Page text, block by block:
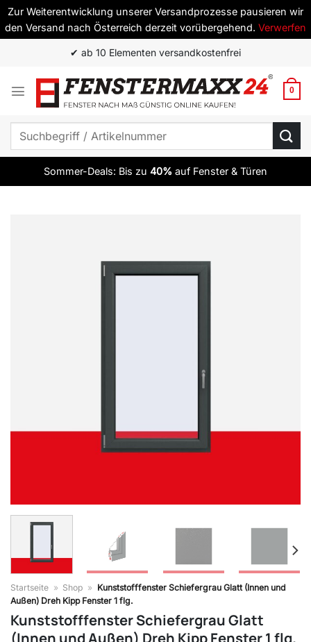
Zur Weiterentwicklung unserer Versandprozesse pausieren wir
den Versand nach Österreich derzeit vorübergehend. Verwerfen
springen
✔ ab 10 Elementen versandkostenfrei
0
Suchen
Sommer-Deals: Bis zu 40% auf Fenster & Türen
Startseite » Shop » Kunststofffenster Schiefergrau Glatt (Innen und
Außen) Dreh Kipp Fenster 1 flg.
Kunststofffenster Schiefergrau Glatt
(Innen und Außen) Dreh Kipp Fenster 1 flg.